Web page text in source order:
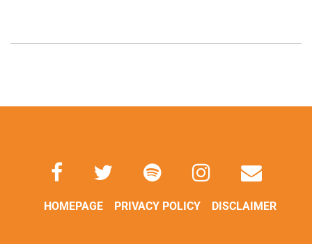
HOMEPAGE PRIVACY POLICY DISCLAIMER